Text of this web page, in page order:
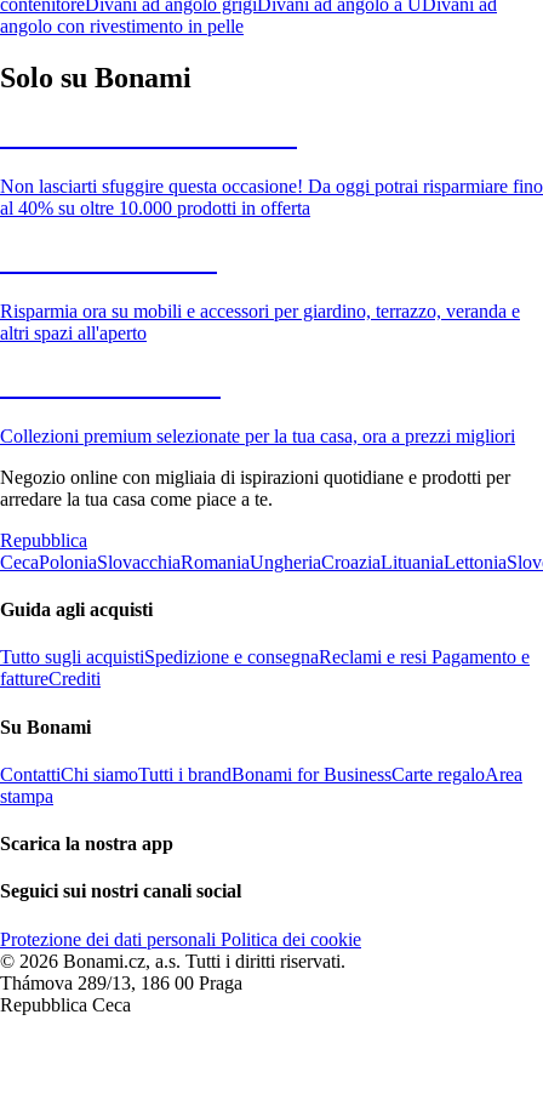
contenitoreDivani ad angolo grigiDivani ad angolo a UDivani ad
angolo con rivestimento in pelle
Solo su Bonami
Non lasciarti sfuggire questa occasione! Da oggi potrai risparmiare fino
al 40% su oltre 10.000 prodotti in offerta
Risparmia ora su mobili e accessori per giardino, terrazzo, veranda e
altri spazi all'aperto
Collezioni premium selezionate per la tua casa, ora a prezzi migliori
Negozio online con migliaia di ispirazioni quotidiane e prodotti per
arredare la tua casa come piace a te.
Repubblica
CecaPoloniaSlovacchiaRomaniaUngheriaCroaziaLituaniaLettonia
Guida agli acquisti
Tutto sugli acquistiSpedizione e consegnaReclami e resi Pagamento e
fattureCrediti
Su Bonami
ContattiChi siamoTutti i brandBonami for BusinessCarte regaloArea
stampa
Scarica la nostra app
Seguici sui nostri canali social
Protezione dei dati personali Politica dei cookie
© 2026 Bonami.cz, a.s. Tutti i diritti riservati.
Thámova 289/13, 186 00 Praga
Repubblica Ceca